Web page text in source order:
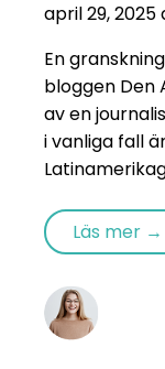
april 29,
En
bloggen Den
av en
i vanliga fall
Läs mer →